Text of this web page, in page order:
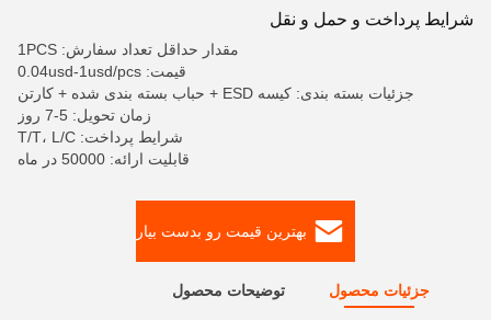
شرایط پرداخت و حمل و نقل
مقدار حداقل تعداد سفارش: 1PCS
قیمت: 0.04usd-1usd/pcs
جزئیات بسته بندی: کیسه ESD + حباب بسته بندی شده + کارتن
زمان تحویل: 5-7 روز
شرایط پرداخت: T/T، L/C
قابلیت ارائه: 50000 در ماه
بهترین قیمت رو بدست بیار
جزئیات محصول توضیحات محصول